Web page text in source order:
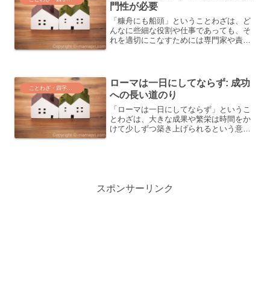
門性が必要
「糠舟にも船頭」ということわざは、ど
んなに些細な役割や仕事であっても、そ
れを適切にこなすためには専門家や責任
わざは小さな仕事にも重要...
ローマは一日にしてならず: 成功
への長い道のり
「ローマは一日にしてならず」というこ
とわざは、大きな成果や繁栄は時間をか
けて少しずつ築き上げられるという意味
スポンサーリンク